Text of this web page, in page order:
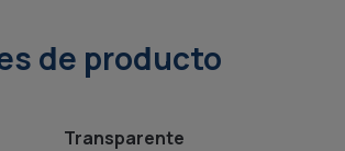
de producto
Transparente